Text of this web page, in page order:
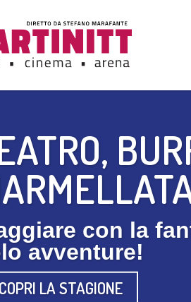
con la
avventure!
LA STAGIONE